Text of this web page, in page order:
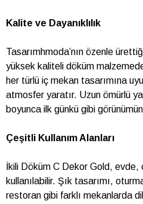
Kalite ve Dayanıklılık
Tasarımhmoda’nın özenle
yüksek kaliteli döküm
her türlü iç mekan tasarımına
atmosfer yaratır. Uzun ömürlü
boyunca ilk günkü gibi
Çeşitli Kullanım Alanları
İkili Döküm C Dekor Gold,
kullanılabilir. Şık tasarımı,
restoran gibi farklı mekanlarda